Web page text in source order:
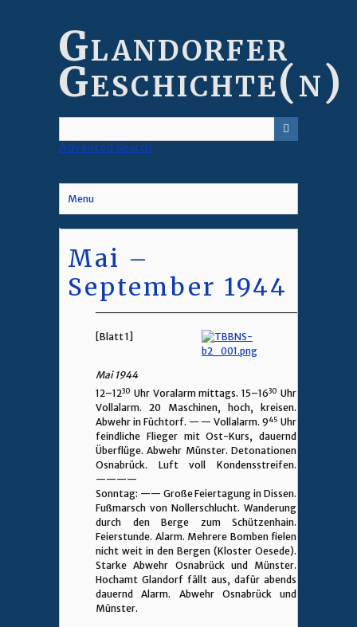
Glandorfer
Geschichte(n)
Advanced Search
Menu
Mai –
September 1944
[Blatt 1]
Mai 1944
12–1230 Uhr Voralarm mittags. 15–1630 Uhr
Vollalarm. 20 Maschinen, hoch, kreisen.
Abwehr in Füchtorf. — —Vollalarm. 945 Uhr
feindliche Flieger mit Ost-Kurs, dauernd
Überflüge. Abwehr Münster. Detonationen
Osnabrück. Luft voll Kondensstreifen.
————
Sonntag: —— Große Feiertagung in Dissen.
Fußmarsch von Nollerschlucht. Wanderung
durch den Berge zum Schützenhain.
Feierstunde. Alarm. Mehrere Bomben fielen
nicht weit in den Bergen (Kloster Oesede).
Starke Abwehr Osnabrück und Münster.
Hochamt Glandorf fällt aus, dafür abends
dauernd Alarm. Abwehr Osnabrück und
Münster.